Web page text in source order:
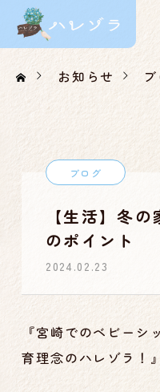
お知らせ
ブログ
【生活】冬
のポイント
2024.02.23
『宮崎でのベビー
育理念のハレゾラ！』